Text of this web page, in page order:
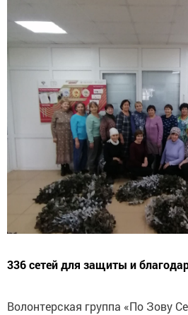
336 сетей для защиты и
Волонтерская группа «По Зову